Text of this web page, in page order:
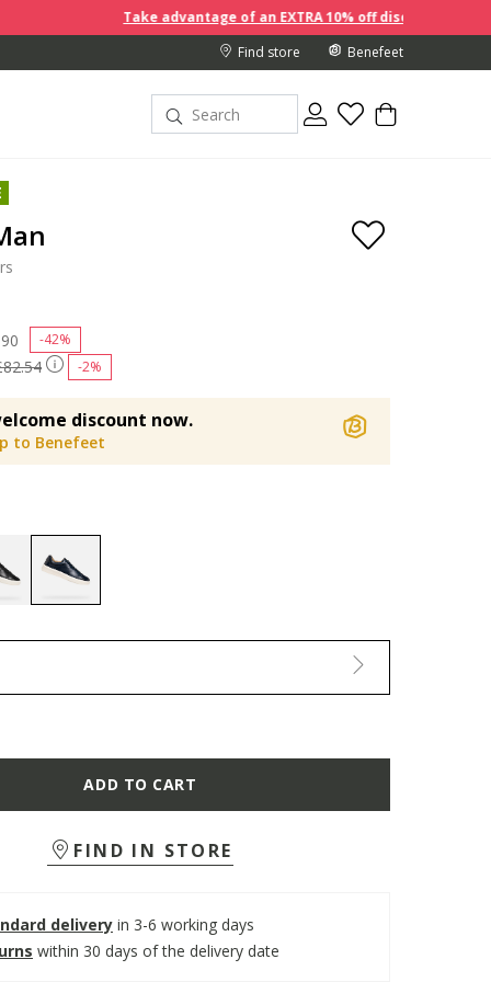
Take advantage of an EXTRA 10% off discount prices when
Find store
Benefeet
-2%
from
-42%
discount now.
to Benefeet
ADD TO CART
FIND IN STORE
delivery in 3-6 working days
within 30 days of the delivery date